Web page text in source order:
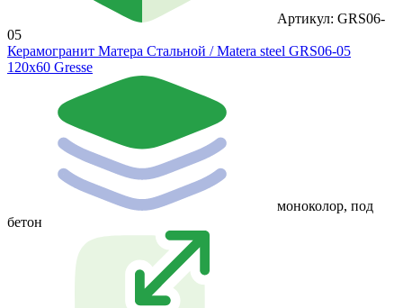
Артикул: GRS06-
05
Керамогранит Матера Стальной / Matera steel GRS06-05
120х60 Gresse
моноколор, под
бетон